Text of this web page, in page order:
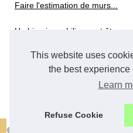
This website uses
the best experience
Learn
Refuse Cookie
Faire l'estimation de murs...
Un bien immobilier peut être...
Quelles charges déduire des...
Réforme des tarifs pour les...
© 2026